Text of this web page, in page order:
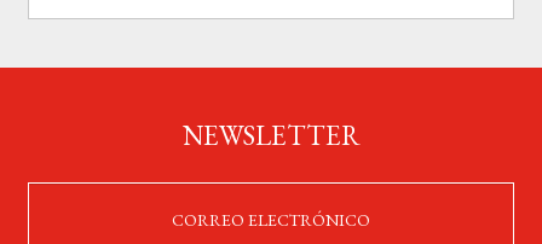
NEWSLETTER